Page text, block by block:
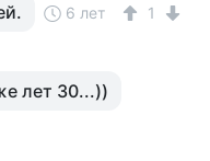
6 лет 1
лет 30...))